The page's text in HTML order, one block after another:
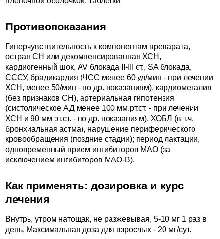
Противопоказания
Гиперчувствительность к компонентам препарата,
острая СН или декомпенсированная ХСН,
кардиогенный шок, AV блокада II-III ст., SA блокада,
СССУ, брадикардия (ЧСС менее 60 уд/мин - при лечении
ХСН, менее 50/мин - по др. показаниям), кардиомегалия
(без признаков СН), артериальная гипотензия
(систолическое АД менее 100 мм.рт.ст. - при лечении
ХСН и 90 мм рт.ст. - по др. показаниям), ХОБЛ (в т.ч.
бронхиальная астма), нарушение периферического
кровообращения (поздние стадии); период лактации,
одновременный прием ингибиторов МАО (за
исключением ингибиторов МАО-B).
Как применять: дозировка и курс
лечения
Внутрь, утром натощак, не разжевывая, 5-10 мг 1 раз в
день. Максимальная доза для взрослых - 20 мг/сут.